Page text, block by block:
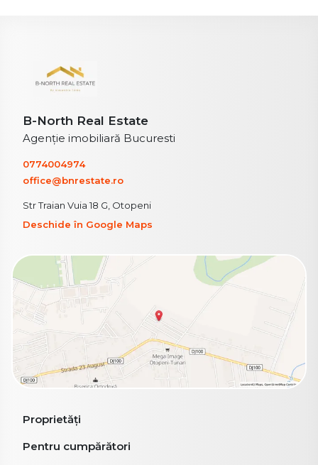
B-North Real Estate
Agenție imobiliară Bucuresti
0774004974
office@bnrestate.ro
Str Traian Vuia 18 G, Otopeni
Deschide în Google Maps
Proprietăți
Pentru cumpărători